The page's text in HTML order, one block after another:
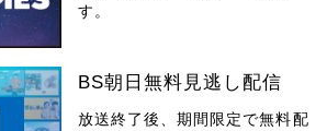
す。
BS朝日無料見逃し配信
放送終了後、期間限定で無料配